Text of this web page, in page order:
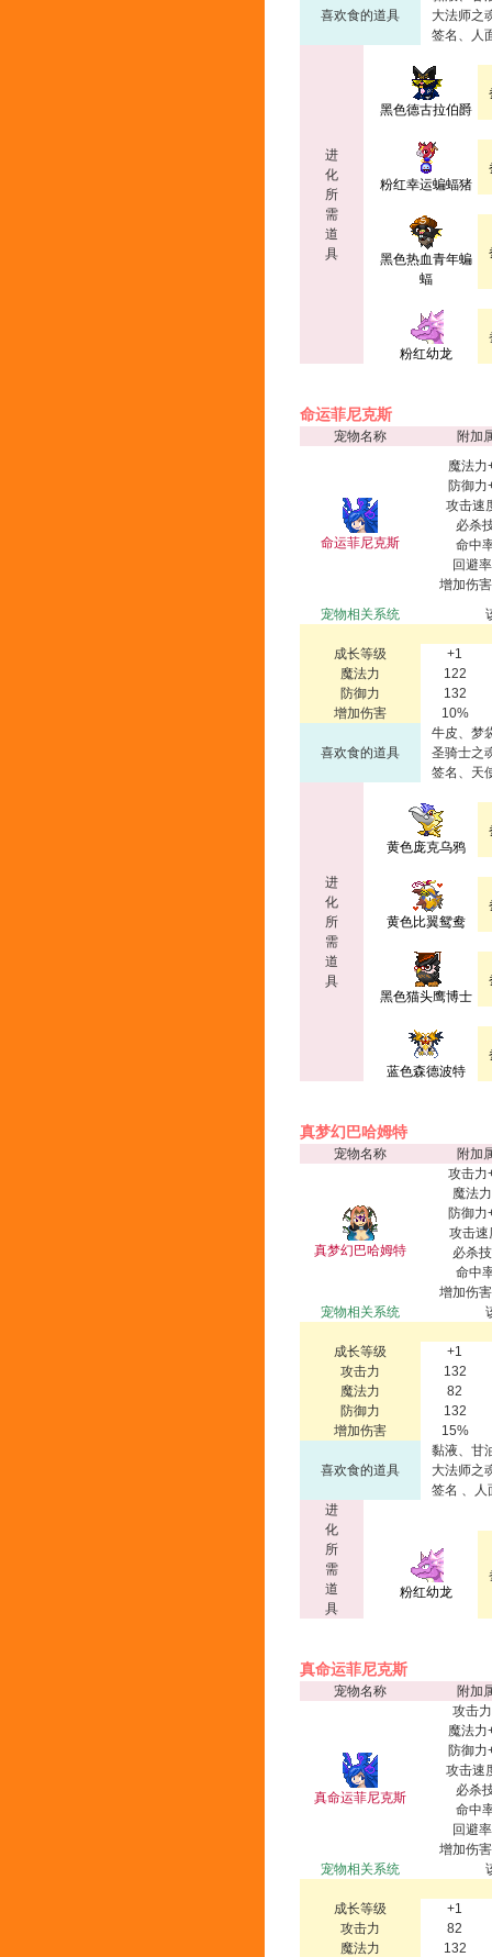
喜欢食的道具
大法师之
签名、人
进
化
所
需
道
具
黑色德古拉伯爵
粉红幸运蝙蝠猪
黑色热血青年蝙
蝠
粉红幼龙
命运菲尼克斯
宠物名称 附加
命运菲尼克斯
魔法力
防御力
攻击速
必杀
命中
回避
增加伤
宠物相关系统
成长等级
+1
魔法力
122
防御力
132
增加伤害
10%
喜欢食的道具
牛皮、梦
圣骑士之
签名、天
进
化
所
需
道
具
黄色庞克乌鸦
黄色比翼鸳鸯
黑色猫头鹰博士
蓝色森德波特
真梦幻巴哈姆特
宠物名称 附加
真梦幻巴哈姆特
攻击力
魔法
防御力
攻击速
必杀
命中
增加伤
宠物相关系统
成长等级
+1
攻击力
132
魔法力
82
防御力
132
增加伤害
15%
喜欢食的道具
黏液、甘
大法师之
签名 、人
进
化
所
需
道
具
粉红幼龙
真命运菲尼克斯
宠物名称 附加
真命运菲尼克斯
攻击
魔法力
防御力
攻击速
必杀
命中
回避
增加伤
宠物相关系统
成长等级
+1
攻击力
82
魔法力
132